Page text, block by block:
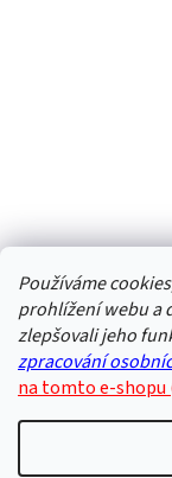
Používáme
prohlížení webu a
zlepšovali jeho
zpracování
na tomto e-shopu